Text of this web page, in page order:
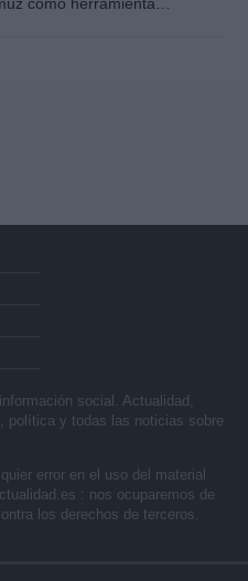
social. Actualidad,
política y todas las noticias sobre
error en el uso del material
: nos ocuparemos de
los derechos de terceros.